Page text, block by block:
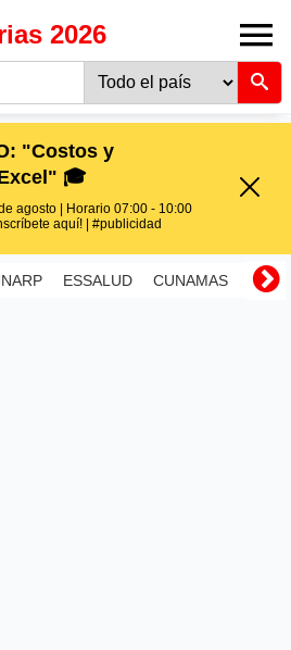
2026
"Costos y
🎓
agosto | Horario 07:00 - 10:00
aquí! | #publicidad
ESSALUD CUNAMAS